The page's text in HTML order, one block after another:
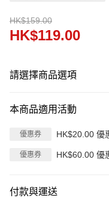
HK$159.00
HK$119.00
請選擇商品選項
本商品適用活動
優惠券 HK$20.00 優
優惠券 HK$60.00 優
付款與運送